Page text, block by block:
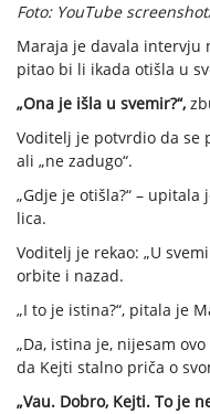
Foto: YouTube
Maraja je davala intervju
pitao bi li ikada otišla u
„Ona je išla u svemir?“,
Voditelj je potvrdio da se
ali „ne zadugo“.
„Gdje je otišla?“ –
lica.
Voditelj je rekao: „U
orbite i nazad.
„I to je istina?“, pitala je
„Da, istina je, nijesam
da Kejti stalno priča o
„Vau. Dobro, Kejti. To je